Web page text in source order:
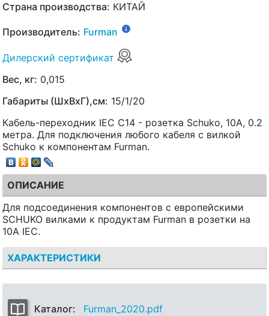
Страна производства: КИТАЙ
Производитель: Furman
Дилерский сертификат
Вес, кг: 0,015
Габариты (ШхВхГ),см: 15/1/20
Кабель-переходник IEC C14 - розетка Schuko, 10А, 0.2
метра. Для подключения любого кабеля с вилкой
Schuko к компонентам Furman.
ОПИСАНИЕ
Для подсоединения компонентов с европейскими
SCHUKO вилками к продуктам Furman в розетки на
10A IEC.
ХАРАКТЕРИСТИКИ
Каталог: Furman_2020.pdf